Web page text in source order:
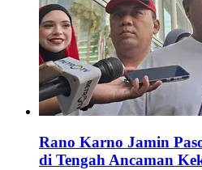
Rano Karno Jamin
di Tengah Ancaman